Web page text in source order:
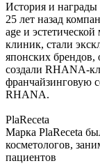
История и награды
25 лет назад
age и
клиник, стали
японских брендов,
создали RHANA-
франчайзинговую
RHANA.
PlaReceta
Марка PlaReceta
косметологов,
пациентов